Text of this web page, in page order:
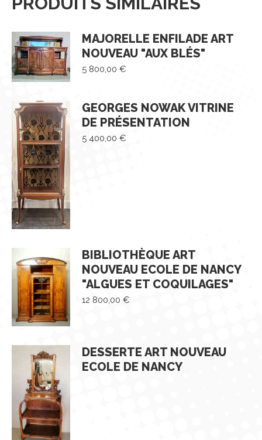
MAJORELLE ENFILADE ART
NOUVEAU "AUX BLÉS"
5 800,00 €
GEORGES NOWAK VITRINE
DE PRÉSENTATION
5 400,00 €
BIBLIOTHÈQUE ART
NOUVEAU ECOLE DE NANCY
"ALGUES ET COQUILAGES"
12 800,00 €
DESSERTE ART NOUVEAU
ECOLE DE NANCY